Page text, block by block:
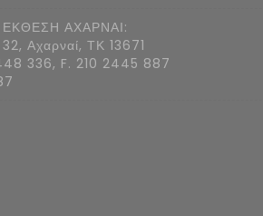
ΑΧΑΡΝΑΙ:
Αχαρναί, ΤΚ 13671
336, F. 210 2445 887